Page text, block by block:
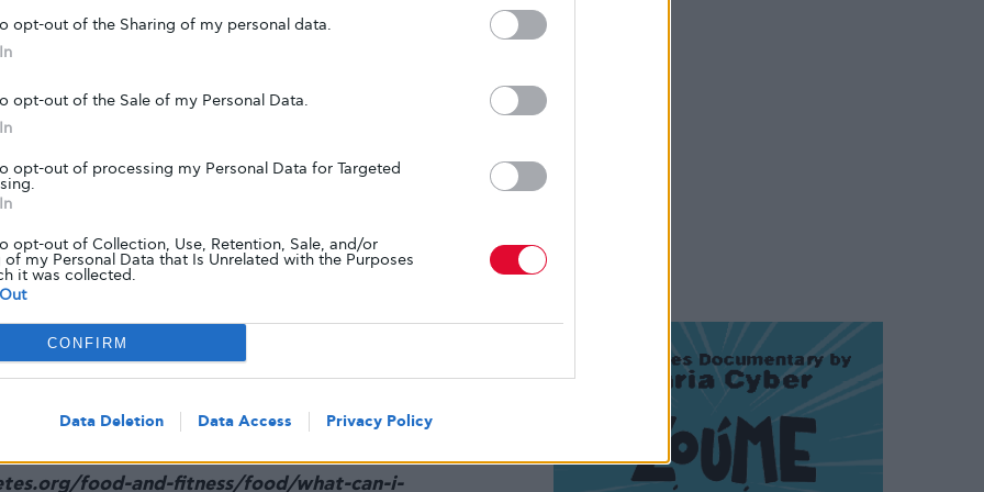
opt-out of the Sharing of my personal data.
opt-out of the Sale of my Personal Data.
opt-out of processing my Personal Data for Targeted
opt-out of Collection, Use, Retention, Sale, and/or
of my Personal Data that Is Unrelated with the Purposes
it was collected.
CONFIRM
Data Deletion Data Access Privacy Policy
κατανάλωση αλκοόλ μπορεί να σας κάνει να
να αποπροσανατολιστείτε – τα ίδια συμπτώματα
ένα ιατρικό βραχιόλι το οποίο
στους ανθρώπους που βρίσκονται γύρω
αν αρχίσετε να συμπεριφέρεστε σαν να
να ξέρουν ότι τα συμπτώματα μπορεί να
Αν πάθετε υπογλυκαιμία χρειάζεστε φαγητό/
ανεβάσετε το σάκχαρό σας.
να σώσει τη ζωή σας
αλκοόλ είναι ασφαλές να καταναλώσετε.
υγείας σας, αυτό μπορεί να σημαίνει και
οι γυναίκες με διαβήτη δεν
από ένα ποτό τη μέρα. Οι άντρες δεν θα
από δύο.
(September 2013). Retrieved August 12,
food-and-fitness/food/what-can-i-